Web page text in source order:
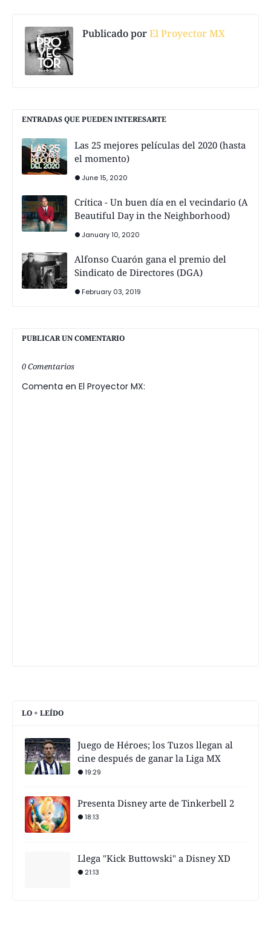
Publicado porEl Proyector MX
ENTRADAS QUE PUEDEN INTERESARTE
Las 25 mejores películas del 2020 (hasta
el momento)
June 15, 2020
Crítica - Un buen día en el vecindario (A
Beautiful Day in the Neighborhood)
January 10, 2020
Alfonso Cuarón gana el premio del
Sindicato de Directores (DGA)
February 03, 2019
PUBLICAR UN COMENTARIO
0 Comentarios
Comenta en El Proyector MX:
LO + LEÍDO
Juego de Héroes; los Tuzos llegan al
cine después de ganar la Liga MX
19:29
Presenta Disney arte de Tinkerbell 2
18:13
Llega "Kick Buttowski" a Disney XD
21:13